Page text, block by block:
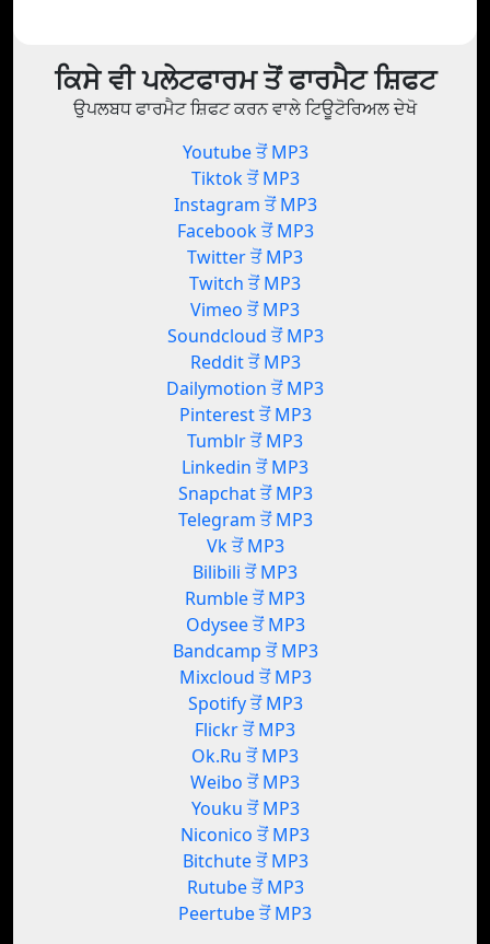
ਕਿਸੇ ਵੀ ਪਲੇਟਫਾਰਮ ਤੋਂ ਫਾਰਮੈਟ ਸ਼ਿਫਟ
ਉਪਲਬਧ ਫਾਰਮੈਟ ਸ਼ਿਫਟ ਕਰਨ ਵਾਲੇ ਟਿਊਟੋਰਿਅਲ ਦੇਖੋ
Youtube ਤੋਂ MP3
Tiktok ਤੋਂ MP3
Instagram ਤੋਂ MP3
Facebook ਤੋਂ MP3
Twitter ਤੋਂ MP3
Twitch ਤੋਂ MP3
Vimeo ਤੋਂ MP3
Soundcloud ਤੋਂ MP3
Reddit ਤੋਂ MP3
Dailymotion ਤੋਂ MP3
Pinterest ਤੋਂ MP3
Tumblr ਤੋਂ MP3
Linkedin ਤੋਂ MP3
Snapchat ਤੋਂ MP3
Telegram ਤੋਂ MP3
Vk ਤੋਂ MP3
Bilibili ਤੋਂ MP3
Rumble ਤੋਂ MP3
Odysee ਤੋਂ MP3
Bandcamp ਤੋਂ MP3
Mixcloud ਤੋਂ MP3
Spotify ਤੋਂ MP3
Flickr ਤੋਂ MP3
Ok.Ru ਤੋਂ MP3
Weibo ਤੋਂ MP3
Youku ਤੋਂ MP3
Niconico ਤੋਂ MP3
Bitchute ਤੋਂ MP3
Rutube ਤੋਂ MP3
Peertube ਤੋਂ MP3